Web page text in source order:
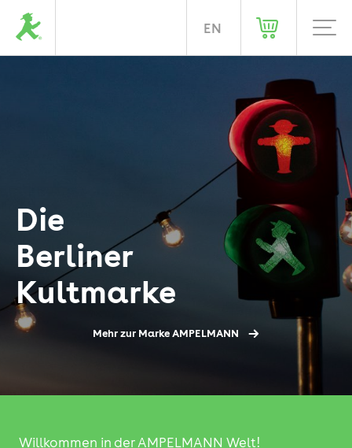
EN
Die
Berliner
Kultmarke
Mehr zur Marke AMPELMANN
Willkommen in der AMPELMANN Welt!